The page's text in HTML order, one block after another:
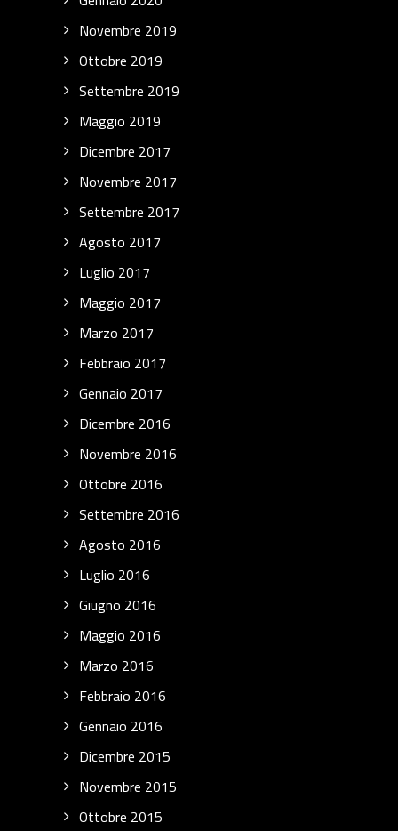
Novembre 2019
Ottobre 2019
Settembre 2019
Maggio 2019
Dicembre 2017
Novembre 2017
Settembre 2017
Agosto 2017
Luglio 2017
Maggio 2017
Marzo 2017
Febbraio 2017
Gennaio 2017
Dicembre 2016
Novembre 2016
Ottobre 2016
Settembre 2016
Agosto 2016
Luglio 2016
Giugno 2016
Maggio 2016
Marzo 2016
Febbraio 2016
Gennaio 2016
Dicembre 2015
Novembre 2015
Ottobre 2015